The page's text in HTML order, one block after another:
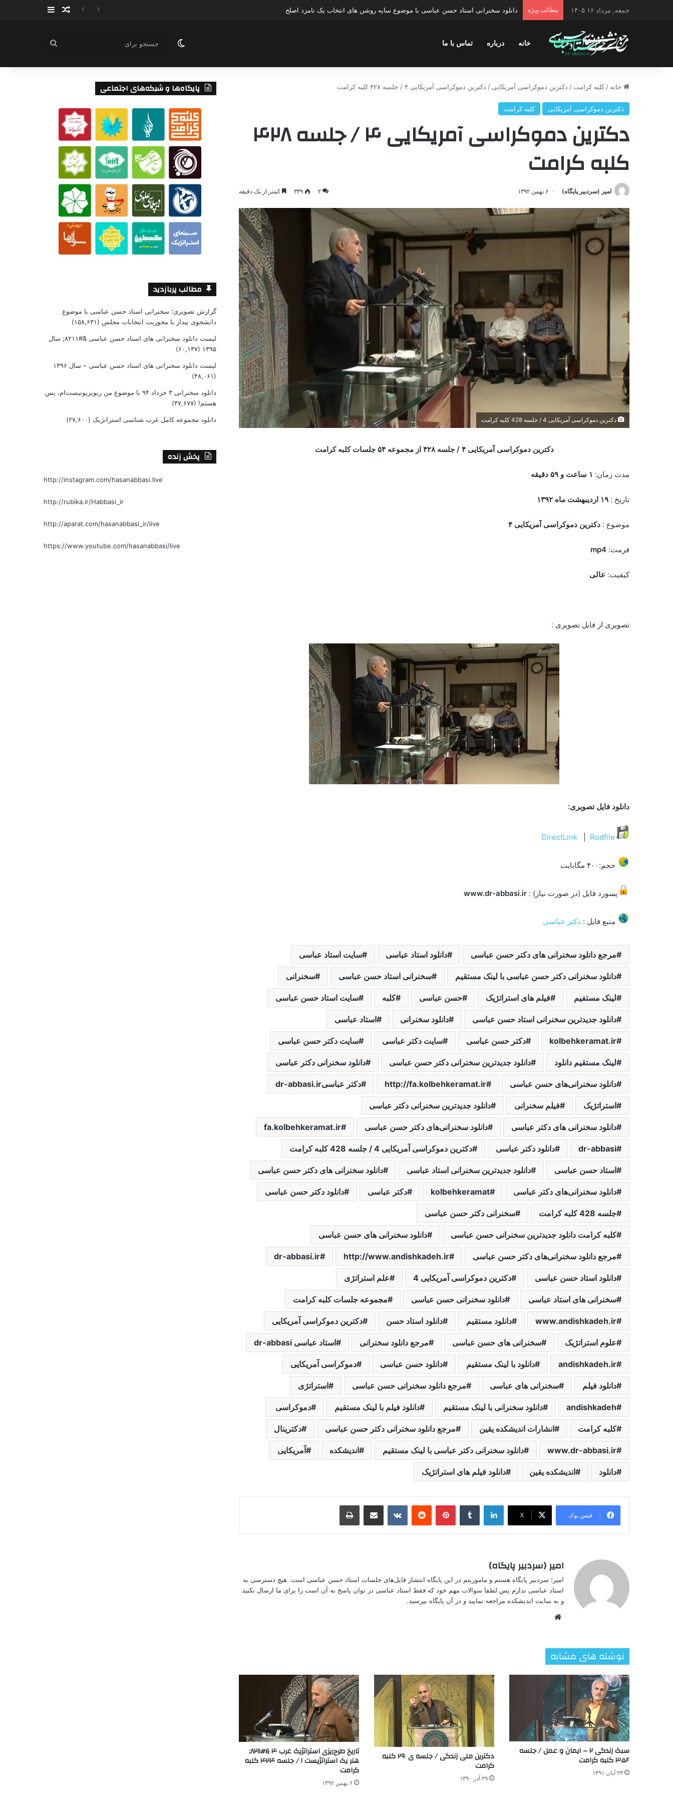
جمعه, مرداد ۱۶ ۱۴۰۵ مطالب ویژه دانلود سخنرانی استاد حسن عباسی با موضوع سایه روشن های انتخاب یک نامزد اصلح نوشته تصادفی
سایدبار
خانه درباره تماس با ما تغییر پوسته
جستجو
خانه / کلبه کرامت / دکترین ‌دموکراسی ‌آمریکایی‌ / دکترین ‌دموکراسی ‌آمریکایی‌ ۴ / جلسه ۴۲۸ کلبه کرامت
دکترین ‌دموکراسی ‌آمریکایی‌ کلبه کرامت
دکترین ‌دموکراسی ‌آمریکایی‌ ۴ / جلسه ۴۲۸
کلبه کرامت
امیر (سردبیر پایگاه) ۶ بهمن ۱۳۹۲ ۲ ۳۳۹ کمتر از یک دقیقه
دکترین ‌دموکراسی ‌آمریکایی‌ 4 / جلسه 428 کلبه کرامت
دکترین ‌دموکراسی ‌آمریکایی‌ ۴ / جلسه ۴۲۸ از مجموعه ۵۴ جلسات کلبه کرامت
مدت زمان:
تاریخ : ۱۹ اردیبهشت ماه ۱۳۹۲
موضوع : دکترین ‌دموکراسی ‌آمریکایی‌ ۴
فرمت:
کیفیت: عالی
تصویری از فایل تصویری :
دانلود فایل تصویری:
DirectLink Rodfile
حجم:۴۰۰ مگابایت
پسورد فایل (در صورت نیاز) :
منبع فایل : دکتر عباسی
مرجع دانلود سخنرانی های دکتر حسن عباسی دانلود استاد عباسی سایت استاد عباسی
دانلود سخنرانی دکتر حسن عباسی با لینک مستقیم سخنرانی استاد حسن عباسی سخنرانی
لینک مستفیم فیلم های استراتژیک حسن عباسی کلبه سایت استاد حسن عباسی
دانلود جدیدترین سخنرانی استاد حسن عباسی دانلود سخنرانی استاد عباسی
kolbehkeramat.ir دکتر حسن عباسی سایت دکتر عباسی سایت دکتر حسن عباسی
لینک مستقیم دانلود دانلود جدیدترین سخنرانی دکتر حسن عباسی دانلود سخنرانی دکتر عباسی
دانلود سخنرانی‌های حسن عباسی http://fa.kolbehkeramat.ir دکتر عباسیdr-abbasi.ir
استراتژیک فیلم سخنرانی دانلود جدیدترین سخنرانی دکتر عباسی
دانلود سخنرانی های دکتر عباسی دانلود سخنرانی‌های دکتر حسن عباسی fa.kolbehkeramat.ir
dr-abbasi دانلود دکتر عباسی دکترین ‌دموکراسی ‌آمریکایی‌ 4 / جلسه 428 کلبه کرامت
استاد حسن عباسی دانلود جدیدترین سخنرانی استاد عباسی دانلود سخنرانی های دکتر حسن عباسی
دانلود سخنرانی‌های دکتر عباسی kolbehkeramat دکتر عباسی دانلود دکتر حسن عباسی
جلسه 428 کلبه کرامت سخنرانی دکتر حسن عباسی
کلبه کرامت دانلود جدیدترین سخنرانی حسن عباسی دانلود سخنرانی های حسن عباسی
مرجع دانلود سخنرانی‌های دکتر حسن عباسی http://www.andishkadeh.ir
dr-abbasi.ir
دانلود استاد حسن عباسی دکترین ‌دموکراسی ‌آمریکایی‌ 4 علم استراتژی
سخنرانی های استاد عباسی دانلود سخنرانی حسن عباسی مجموعه جلسات کلبه کرامت
www.andishkadeh.ir دانلود مستقیم دانلود استاد حسن دکترین ‌دموکراسی ‌آمریکایی‌
علوم استراتژیک سخنرانی های حسن عباسی مرجع دانلود سخنرانی استاد عباسی dr-abbasi
andishkadeh.ir دانلود با لینک مستقیم دانلود حسن عباسی ‌دموکراسی ‌آمریکایی‌
دانلود فیلم سخنرانی های عباسی مرجع دانلود سخنرانی حسن عباسی استراتژی
andishkadeh دانلود سخنرانی با لینک مستقیم دانلود فیلم با لینک مستقیم ‌دموکراسی ‌
کلبه کرامت انشارات اندیشکده یقین مرجع دانلود سخنرانی دکتر حسن عباسی دکترینال
www.dr-abbasi.ir دانلود سخنرانی دکتر عباسی با لینک مستقیم اندیشکده ‌‌آمریکایی‌
دانلود اندیشکده یقین دانلود فیلم های استراتژیک
فیس بوک X
لینکدین ‫تامبلر ‫پین‌ترست‫رددیت ‫VKontakteاشتراک گذاری از طریق ایمیل چاپ
امیر (سردبیر پایگاه)
امیر؛ سردبیر پایگاه هستم و ماموریتم در این پایگاه انتشار فایل‌های جلسات استاد حسن عباسی است. هیچ دسترسی به
استاد عباسی ندارم پس لطفا سوالات مهم خود که فقط استاد عباسی در توان پاسخ به آن است را برای ما ارسال نکنید
و به سایت اندیشکده مراجعه نمایید و در آن پایگاه بپرسید.
نوشته های مشابه
سبک زندگی ۲ – ایمان و عمل / جلسه
۳۵۶ کلبه کرامت
۲۳ آبان ۱۳۹۱
دکترین ملی زندگی / جلسه ی ۲۹۰ کلبه
کرامت
۲۹ آذر ۱۳۹۰
تاریخ ‌طرح‌ریزی ‌استراتژیک ‌غرب‌ ۴ &#۸۲۱۱;
هنر‌ یک ‌استراتژیست‌ ۱ / جلسه ۴۲۴ کلبه
کرامت
۶ بهمن ۱۳۹۲
پایگاه‌ها و شبکه‌های اجتماعی
مطالب پربازدید
گزارش تصویری؛ سخنرانی استاد حسن عباسی با موضوع
دانشجوی بیدار با محوریت انتخابات مجلس (۱۵۸,۶۳۱)
لیست دانلود سخنرانی های استاد حسن عباسی &#۸۲۱۱; سال
۱۳۹۵ (۶۰,۱۳۷)
لیست دانلود سخنرانی های استاد حسن عباسی – سال ۱۳۹۶
(۴۸,۰۶۱)
دانلود سخنرانی ۳ خرداد ۹۴ با موضوع من ریویزیونیست‌ام، پس
هستم! (۳۷,۶۷۷)
دانلود مجموعه کامل غرب شناسی استراتژیک (۲۷,۶۰۰)
پخش زنده
http://instagram.com/hasanabbasi.live
http://rubika.ir/Habbasi_ir
http://aparat.com/hasanabbasi_ir/live
https://www.youtube.com/hasanabbasi/live